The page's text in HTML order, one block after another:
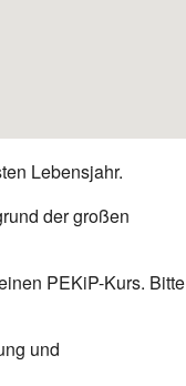
Lebensjahr.
der großen
PEKiP-Kurs. Bitte
und